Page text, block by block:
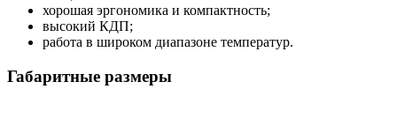
хорошая эргономика и компактность;
высокий КДП;
работа в широком диапазоне температур.
Габаритные размеры